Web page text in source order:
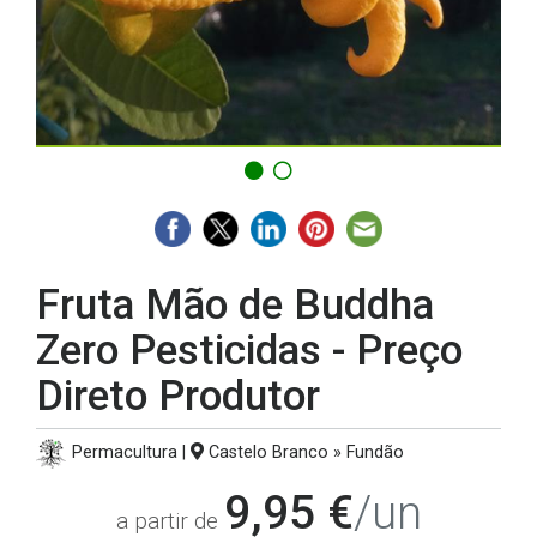
Fruta Mão de Buddha
Zero Pesticidas - Preço
Direto Produtor
Permacultura | Castelo Branco » Fundão
a partir de 9,95 €/un